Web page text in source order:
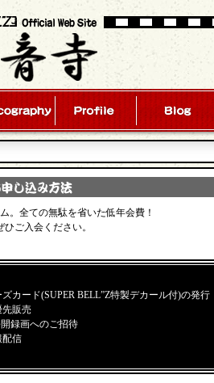
。全ての無駄を省いた低年会費！
ご入会ください。
カード(SUPER BELL”Z特製デカール付)の発行
先販売
録画へのご招待
配信